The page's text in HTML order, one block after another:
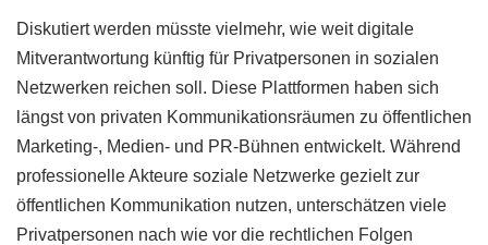
Diskutiert werden müsste vielmehr, wie weit digitale
Mitverantwortung künftig für Privatpersonen in sozialen
Netzwerken reichen soll. Diese Plattformen haben sich
längst von privaten Kommunikationsräumen zu öffentlichen
Marketing-, Medien- und PR-Bühnen entwickelt. Während
professionelle Akteure soziale Netzwerke gezielt zur
öffentlichen Kommunikation nutzen, unterschätzen viele
Privatpersonen nach wie vor die rechtlichen Folgen